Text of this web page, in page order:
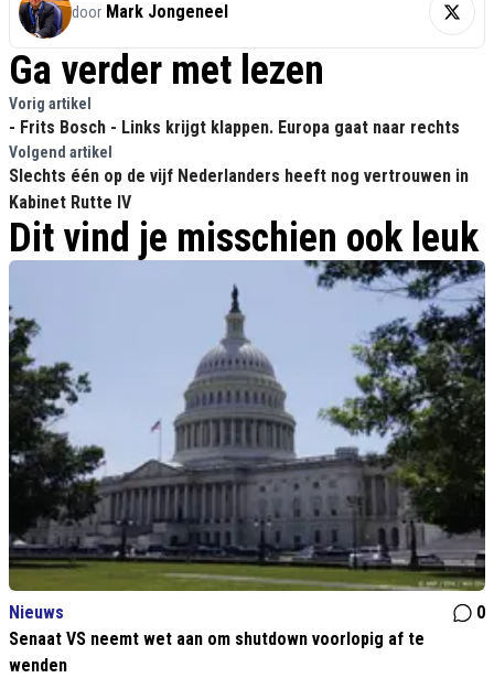
door Mark Jongeneel
Ga verder met lezen
Vorig artikel
- Frits Bosch - Links krijgt klappen. Europa gaat naar rechts
Volgend artikel
Slechts één op de vijf Nederlanders heeft nog vertrouwen in
Kabinet Rutte IV
Dit vind je misschien ook leuk
Nieuws
0
Senaat VS neemt wet aan om shutdown voorlopig af te
wenden